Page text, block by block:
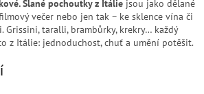
Slané pochoutky z Itálie jsou jako dělané
večer nebo jen tak – ke sklence vína či
Grissini, taralli, brambůrky, krekry… každý
z Itálie: jednoduchost, chuť a umění potěšit.